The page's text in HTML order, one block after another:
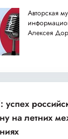
Авторская
Алексея
успех
на летних